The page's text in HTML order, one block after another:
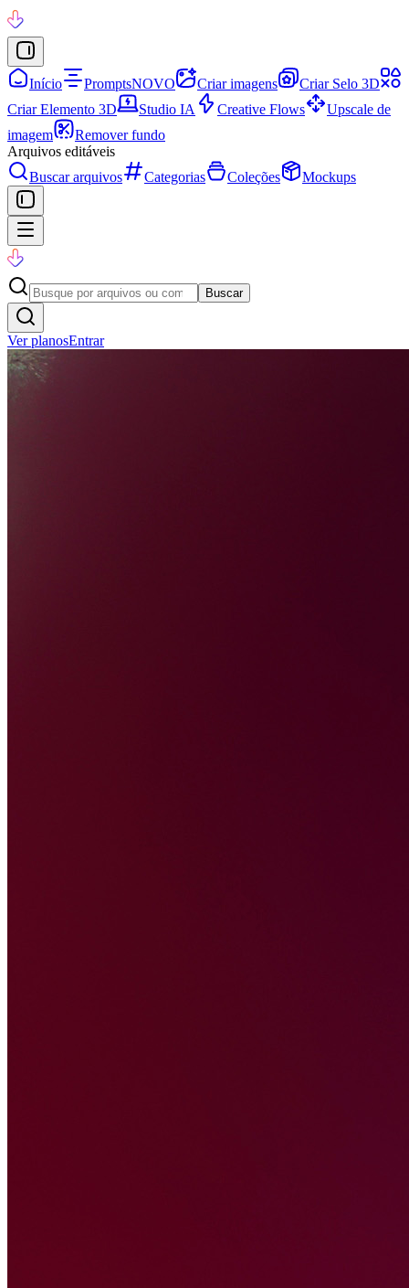
Início PromptsNOVO Criar imagens
Criar Selo 3D
Criar Elemento 3D
Studio IA Creative Flows
Upscale de
imagem
Remover fundo
Arquivos editáveis
Buscar arquivos
Categorias Coleções Mockups
Buscar
Ver planosEntrar